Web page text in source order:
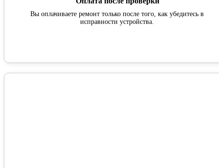
Вы оплачиваете ремонт только после того, как убедитесь в
исправности устройства.